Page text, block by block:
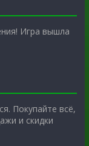
Игра вышла
Покупайте всё,
и скидки